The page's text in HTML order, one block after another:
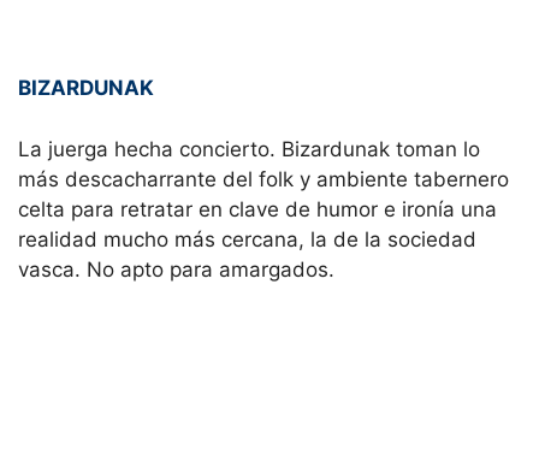
BIZARDUNAK
La juerga hecha concierto. Bizardunak toman lo
más descacharrante del folk y ambiente tabernero
celta para retratar en clave de humor e ironía una
realidad mucho más cercana, la de la sociedad
vasca. No apto para amargados.